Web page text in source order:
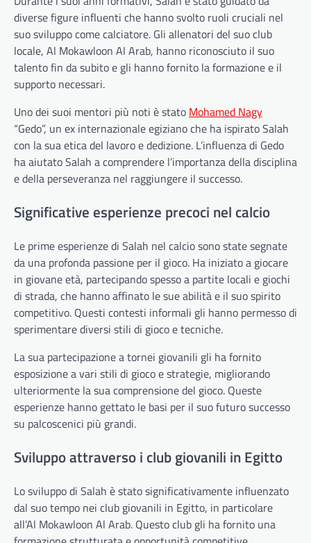
diverse figure influenti che hanno svolto ruoli cruciali nel
suo sviluppo come calciatore. Gli allenatori del suo club
locale, Al Mokawloon Al Arab, hanno riconosciuto il suo
talento fin da subito e gli hanno fornito la formazione e il
supporto necessari.
Uno dei suoi mentori più noti è stato Mohamed Nagy
“Gedo”, un ex internazionale egiziano che ha ispirato Salah
con la sua etica del lavoro e dedizione. L’influenza di Gedo
ha aiutato Salah a comprendere l’importanza della disciplina
e della perseveranza nel raggiungere il successo.
Significative esperienze precoci nel calcio
Le prime esperienze di Salah nel calcio sono state segnate
da una profonda passione per il gioco. Ha iniziato a giocare
in giovane età, partecipando spesso a partite locali e giochi
di strada, che hanno affinato le sue abilità e il suo spirito
competitivo. Questi contesti informali gli hanno permesso di
sperimentare diversi stili di gioco e tecniche.
La sua partecipazione a tornei giovanili gli ha fornito
esposizione a vari stili di gioco e strategie, migliorando
ulteriormente la sua comprensione del gioco. Queste
esperienze hanno gettato le basi per il suo futuro successo
su palcoscenici più grandi.
Sviluppo attraverso i club giovanili in Egitto
Lo sviluppo di Salah è stato significativamente influenzato
dal suo tempo nei club giovanili in Egitto, in particolare
all’Al Mokawloon Al Arab. Questo club gli ha fornito una